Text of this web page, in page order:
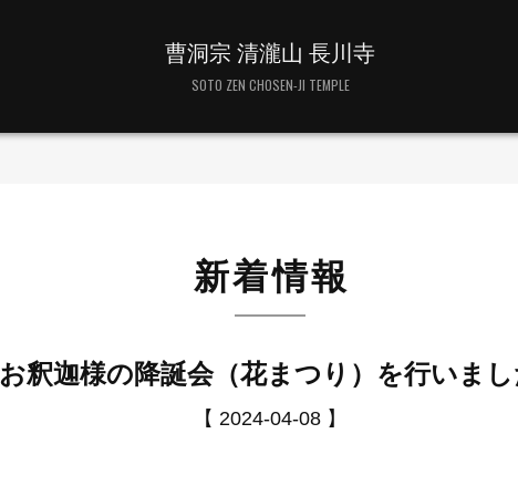
曹洞宗 清瀧山 長川寺
SOTO ZEN CHOSEN-JI TEMPLE
新着情報
お釈迦様の降誕会（花まつり）を行いま
【 2024-04-08 】